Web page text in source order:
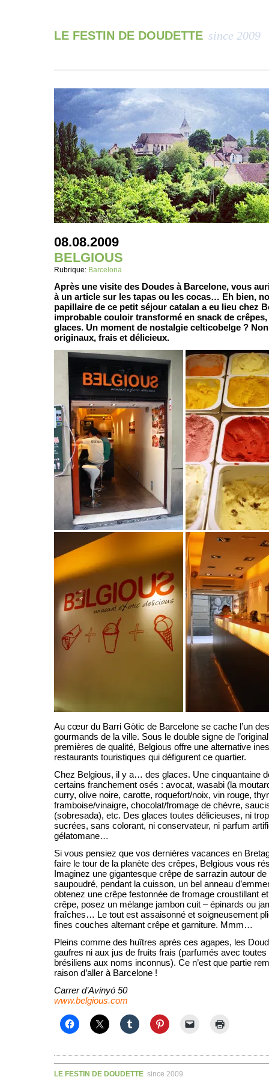
LE FESTIN DE DOUDETTE since 2009
08.08.2009
BELGIOUS
Rubrique: Barcelona
Après une visite des Doudes à Barcelone, vous
à un article sur les tapas ou les cocas… Eh bien,
papillaire de ce petit séjour catalan a eu lieu chez
improbable couloir transformé en snack de
glaces. Un moment de nostalgie celticobelge ?
originaux, frais et délicieux.
Au cœur du Barri Gòtic de Barcelone se cache l’un
gourmands de la ville. Sous le double signe de
premières de qualité, Belgious offre une alternative
restaurants touristiques qui défigurent ce quartier.
Chez Belgious, il y a… des glaces. Une cinquantaine
certains franchement osés : avocat, wasabi (la
curry, olive noire, carotte, roquefort/noix, vin rouge,
framboise/vinaigre, chocolat/fromage de chèvre,
(sobresada), etc. Des glaces toutes délicieuses, ni
sucrées, sans colorant, ni conservateur, ni parfum
gélatomane…
Si vous pensiez que vos dernières vacances en
faire le tour de la planète des crêpes, Belgious vous
Imaginez une gigantesque crêpe de sarrazin autour de
saupoudré, pendant la cuisson, un bel anneau
obtenez une crêpe festonnée de fromage croustillant
crêpe, posez un mélange jambon cuit – épinards ou
fraîches… Le tout est assaisonné et soigneusement
fines couches alternant crêpe et garniture. Mmm…
Pleins comme des huîtres après ces agapes, les
gaufres ni aux jus de fruits frais (parfumés avec
brésiliens aux noms inconnus). Ce n’est que partie
raison d’aller à Barcelone !
Carrer d’Avinyó 50
www.belgious.com
LE FESTIN DE DOUDETTE since 2009